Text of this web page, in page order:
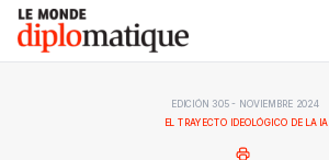
Skip
content
Le monde diplomatique
EDICIÓN 305 - NOVIEMBRE 2024
EL TRAYECTO IDEOLÓGICO DE LA IA